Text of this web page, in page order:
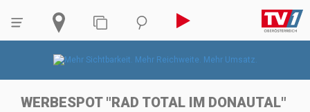
WERBESPOT "RAD TOTAL IM DONAUTAL"